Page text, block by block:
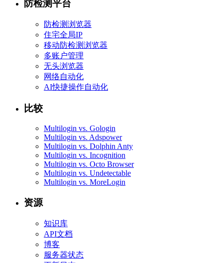
防检测平台
防检测浏览器
住宅全局IP
移动防检测浏览器
多账户管理
无头浏览器
网络自动化
AI快捷操作自动化
比较
Multilogin vs. Gologin
Multilogin vs. Adspower
Multilogin vs. Dolphin Anty
Multilogin vs. Incognition
Multilogin vs. Octo Browser
Multilogin vs. Undetectable
Multilogin vs. MoreLogin
资源
知识库
API文档
博客
服务器状态